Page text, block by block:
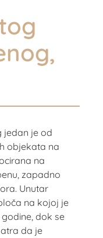
jedan je od
objekata na
na
zapadno
Unutar
na kojoj je
godine, dok se
da je